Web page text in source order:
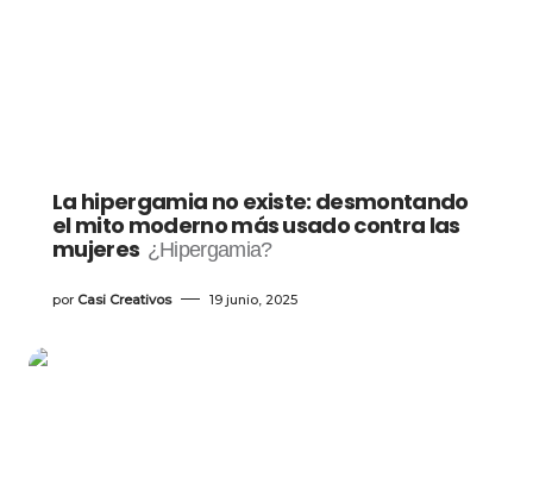
La hipergamia no existe: desmontando
el mito moderno más usado contra las
mujeres ¿Hipergamia?
por Casi Creativos 19 junio, 2025